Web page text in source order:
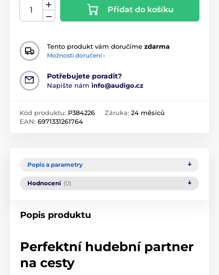
Přidat do košíku
Tento produkt vám doručíme zdarma
Možnosti doručení ›
Potřebujete poradit?
Napište nám info@audigo.cz
Kód produktu: P384226
EAN: 6971331261764
Záruka: 24 měsíců
Popis a parametry
Hodnocení (0)
Popis produktu
Perfektní hudební partner
na cesty